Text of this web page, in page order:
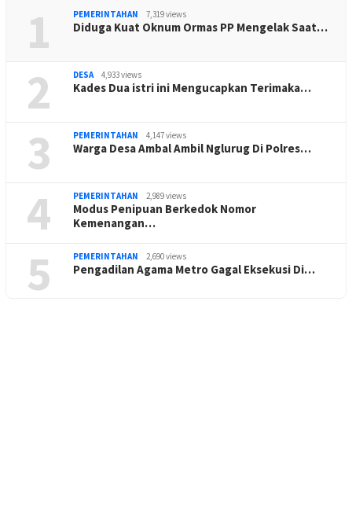
1 PEMERINTAHAN 7,319 views
Diduga Kuat Oknum Ormas PP Mengelak Saat…
2 DESA 4,933 views
Kades Dua istri ini Mengucapkan Terimaka…
3 PEMERINTAHAN 4,147 views
Warga Desa Ambal Ambil Nglurug Di Polres…
4 PEMERINTAHAN 2,989 views
Modus Penipuan Berkedok Nomor
Kemenangan…
5 PEMERINTAHAN 2,690 views
Pengadilan Agama Metro Gagal Eksekusi Di…